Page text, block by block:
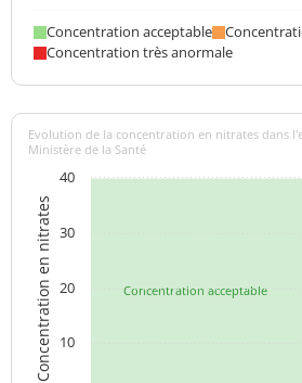
Concentration acceptable
Concentration très anormale
Concentration acceptable
Concentration en nitrates
Evolution de la concentration en nitrates dans
Ministère de la Santé
10
20
30
40